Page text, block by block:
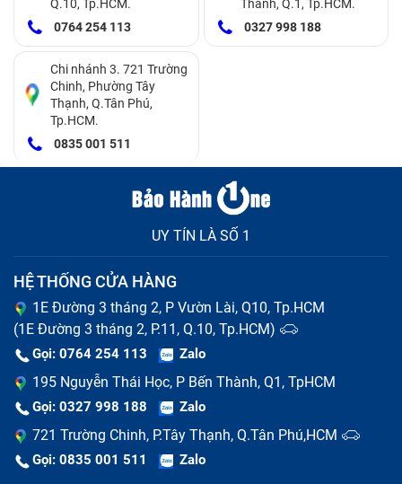
Thay kính lưng iPhone 16 giá bao
nhiêu?
Trên thị trường hiện nay, giá thay mặt kính lưng iPhone
16 có sự khác nhau tùy theo từng trung tâm và chất
lượng linh kiện sử dụng. Bảo Hành One cam kết mang
đến bảng giá
sửa chữa iPhone
Q.10, Tp.HCM.
0764 254 113
Thành, Q.1, Tp.HCM.
0327 998 188
Chi nhánh 3. 721 Trường
Chinh, Phường Tây
Thạnh, Q.Tân Phú,
Tp.HCM.
0835 001 511
UY TÍN LÀ SỐ 1
HỆ THỐNG CỬA HÀNG
1E Đường 3 tháng 2, P Vườn Lài, Q10, Tp.HCM
(1E Đường 3 tháng 2, P.11, Q.10, Tp.HCM)
Gọi: 0764 254 113 Zalo
195 Nguyễn Thái Học, P Bến Thành, Q1, TpHCM
Gọi: 0327 998 188 Zalo
721 Trường Chinh, P.Tây Thạnh, Q.Tân Phú,HCM
Gọi: 0835 001 511 Zalo